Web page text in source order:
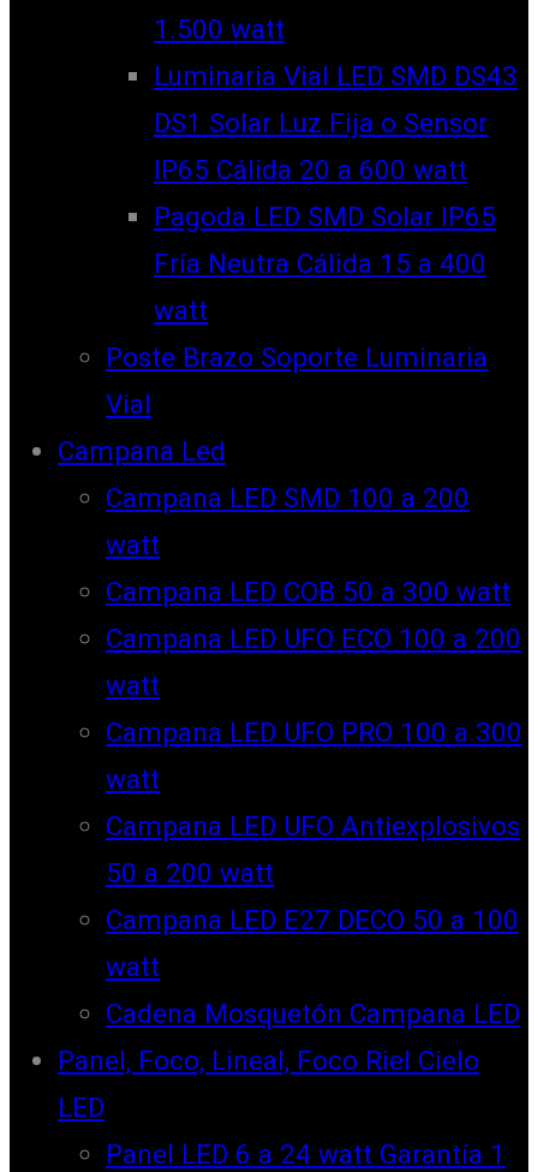
1.500 watt
Luminaria Vial LED SMD DS43
DS1 Solar Luz Fija o Sensor
IP65 Cálida 20 a 600 watt
Pagoda LED SMD Solar IP65
Fría Neutra Cálida 15 a 400
watt
Poste Brazo Soporte Luminaria
Vial
Campana Led
Campana LED SMD 100 a 200
watt
Campana LED COB 50 a 300 watt
Campana LED UFO ECO 100 a 200
watt
Campana LED UFO PRO 100 a 300
watt
Campana LED UFO Antiexplosivos
50 a 200 watt
Campana LED E27 DECO 50 a 100
watt
Cadena Mosquetón Campana LED
Panel, Foco, Lineal, Foco Riel Cielo
LED
Panel LED 6 a 24 watt Garantía 1